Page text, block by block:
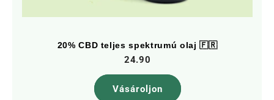
20% CBD teljes spektrumú olaj 🇫🇷
24.90
Vásároljon